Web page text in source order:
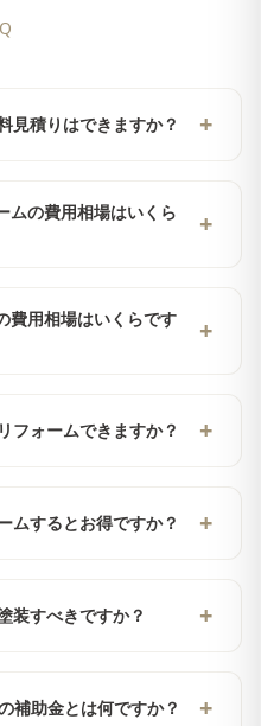
見積りはできますか？ +
ムの費用相場はいくら
+
費用相場はいくらです
+
フォームできますか？ +
ムするとお得ですか？ +
装すべきですか？ +
補助金とは何ですか？ +